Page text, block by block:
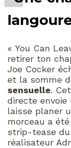
« You Can
retirer ton
Joe Cocker
et la somme
sensuelle.
directe envoie
laisse planer
morceau a
strip-tease
réalisateur